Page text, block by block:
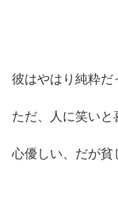
彼はやはり純粋だ
ただ、人に笑いと
心優しい、だが貧